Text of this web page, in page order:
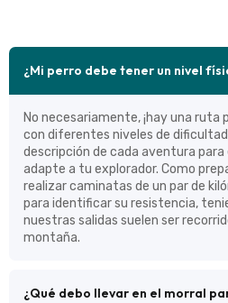
¿Mi perro debe tener un nivel
No necesariamente, ¡hay una
con diferentes niveles de
descripción de cada aventura para
adapte a tu explorador. Como
realizar caminatas de un par de
para identificar su resistencia,
nuestras salidas suelen ser
montaña.
¿Qué debo llevar en el morral